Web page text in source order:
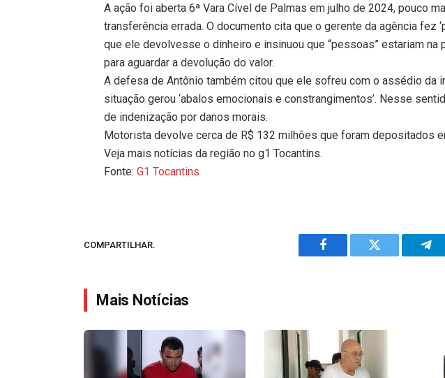
A ação foi aberta 6ª Vara Cível de Palmas em julho de 2024, pouco
transferência errada. O documento cita que o gerente da agência fez
que ele devolvesse o dinheiro e insinuou que “pessoas” estariam na
para aguardar a devolução do valor.
A defesa de Antônio também citou que ele sofreu com o assédio da
situação gerou ‘abalos emocionais e constrangimentos’. Nesse
de indenização por danos morais.
Motorista devolve cerca de R$ 132 milhões que foram depositados
Veja mais notícias da região no g1 Tocantins.
Fonte:G1 Tocantins
COMPARTILHAR.
Facebook Twitter
Mais Notícias